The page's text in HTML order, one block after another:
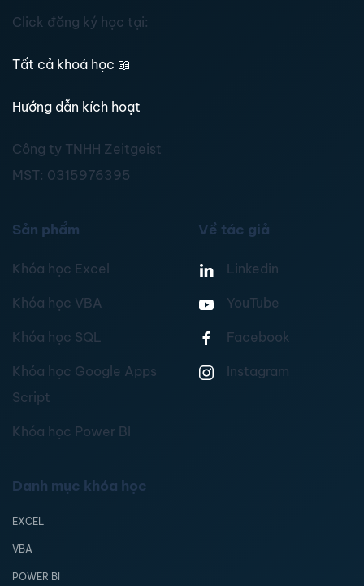
Click đăng ký học tại:
Tất cả khoá học 📖
Hướng dẫn kích hoạt
Công ty TNHH Zeitgeist
MST: 0315976395
Sản phẩm
Khóa học Excel
Khóa học VBA
Khóa học SQL
Khóa học Google Apps
Script
Khóa học Power BI
Về tác giả
Linkedin
YouTube
Facebook
Instagram
Danh mục khóa học
EXCEL
VBA
POWER BI